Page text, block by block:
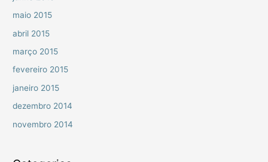
maio 2015
abril 2015
março 2015
fevereiro 2015
janeiro 2015
dezembro 2014
novembro 2014